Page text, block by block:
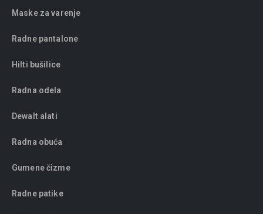
Maske za varenje
Radne pantalone
Hilti bušilice
Radna odela
Dewalt alati
Radna obuća
Gumene čizme
Radne patike